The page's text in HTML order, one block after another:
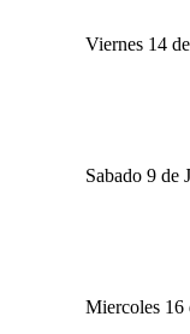
Viernes 14
Sabado 9 de
Miercoles 16